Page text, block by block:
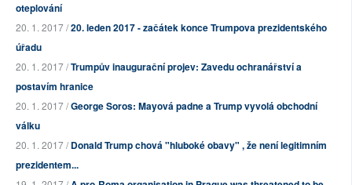
oteplování
20. 1. 2017 /20. leden 2017 - začátek konce Trumpova prezidentského
úřadu
20. 1. 2017 /Trumpův inaugurační projev: Zavedu ochranářství a
postavím hranice
20. 1. 2017 /George Soros: Mayová padne a Trump vyvolá obchodní
válku
20. 1. 2017 /Donald Trump chová "hluboké obavy" , že není legitimním
prezidentem...